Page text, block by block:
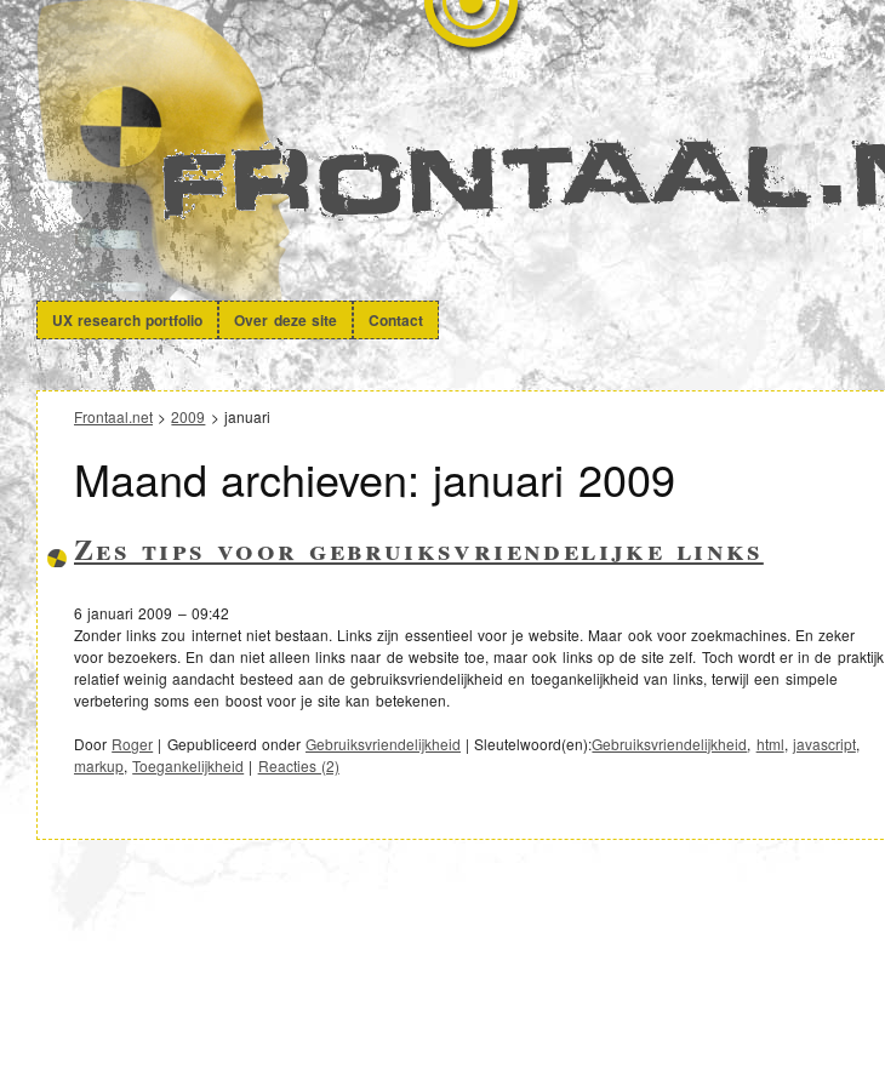
UX research portfolio Over deze site Contact
Frontaal.net >2009 > januari
Maand archieven: januari 2009
Zes tips voor gebruiksvriendelijke links
6 januari 2009 – 09:42
Zonder links zou internet niet bestaan. Links zijn essentieel voor je website. Maar ook voor zoekmachines. En zeker
voor bezoekers. En dan niet alleen links naar de website toe, maar ook links op de site zelf. Toch wordt er in de praktijk
relatief weinig aandacht besteed aan de gebruiksvriendelijkheid en toegankelijkheid van links, terwijl een simpele
verbetering soms een boost voor je site kan betekenen.
Door Roger | Gepubliceerd onderGebruiksvriendelijkheid | Sleutelwoord(en):Gebruiksvriendelijkheid, html, javascript,
markup,Toegankelijkheid | Reacties (2)